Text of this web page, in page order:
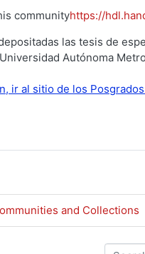
communityhttps://
las tesis de
Autónoma
ir al sitio de los
and Collections